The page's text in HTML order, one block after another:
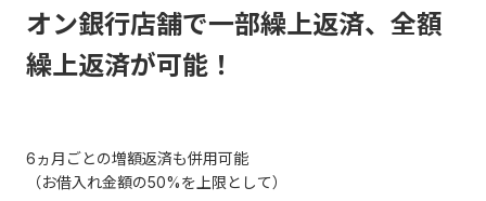
オン銀行店舗で一部繰上返済、全額
繰上返済が可能！
6ヵ月ごとの増額返済も併用可能
（お借入れ金額の50%を上限として）